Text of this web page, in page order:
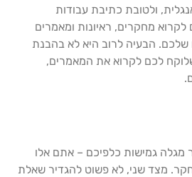
ולטובת כתיבת עבודות
לקרוא מחקרים, ראיונות ומאמרים
הבעיה לרוב היא לא בהבנת
לכם לקרוא את המאמרים,
גמישות כלפיכם – אתם אלו
מצד שני, לא פשוט להגדיר שאלת